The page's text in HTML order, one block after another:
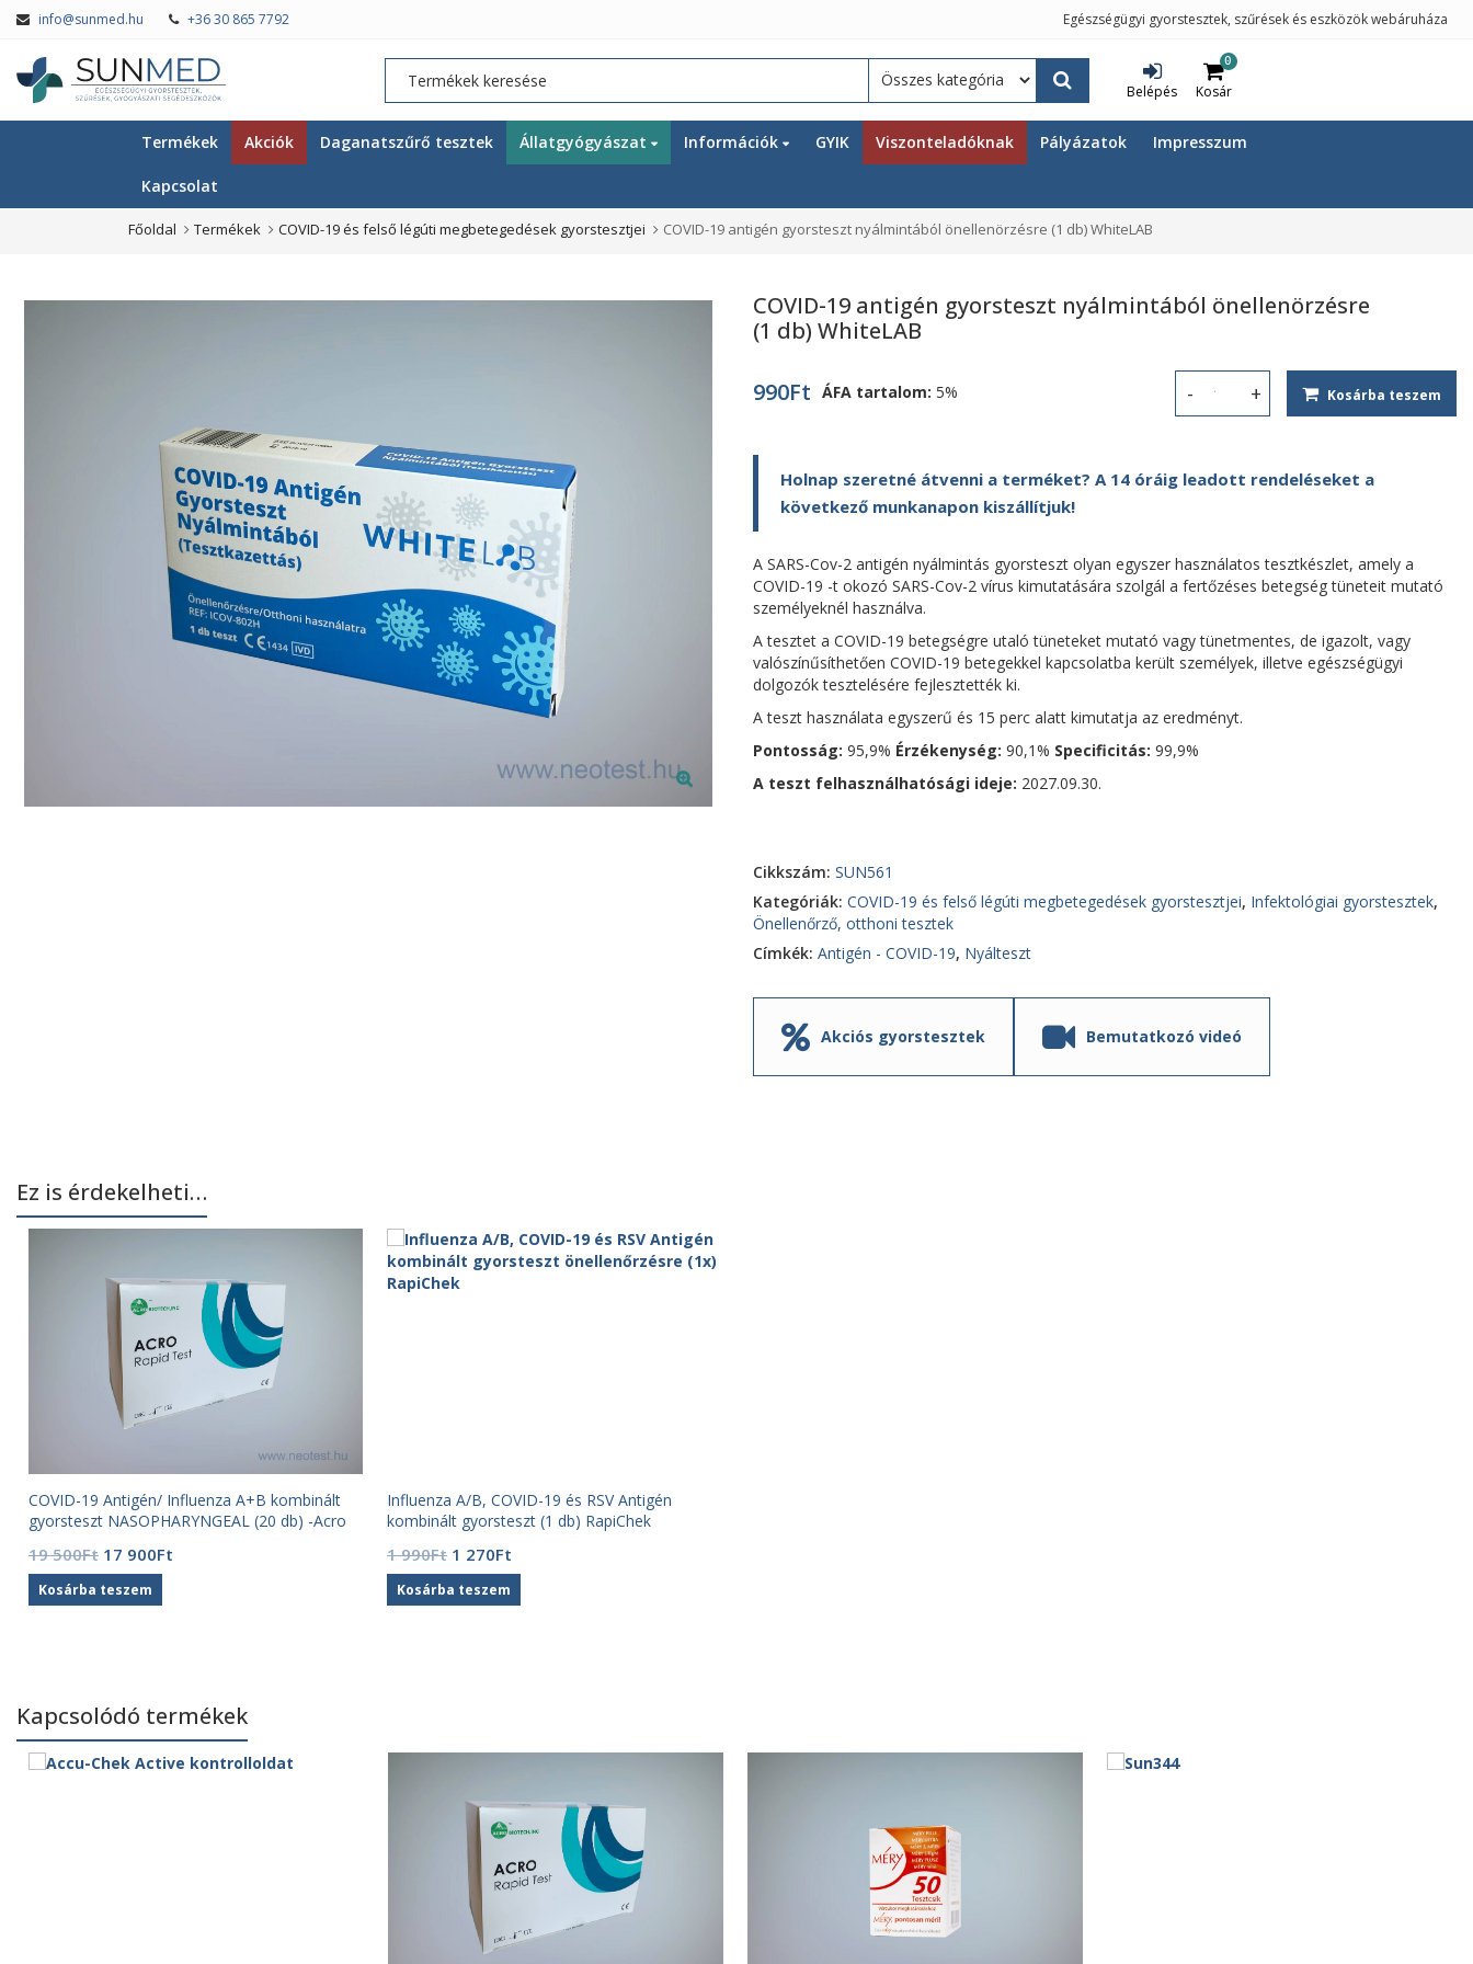
info@sunmed.hu +36 30 865 7792 Egészségügyi gyorstesztek, szűrések és eszközök webáruháza
Belépés
0
Kosár
Termékek Akciók Daganatszűrő tesztek Állatgyógyászat Információk GYIK Viszonteladóknak Pályázatok Impresszum
Kapcsolat
Főoldal Termékek COVID-19 és felső légúti megbetegedések gyorstesztjei COVID-19 antigén gyorsteszt nyálmintából önellenörzésre (1 db) WhiteLAB
COVID-19 antigén gyorsteszt nyálmintából önellenörzésre
(1 db) WhiteLAB
990Ft ÁFA tartalom: 5% COVID-19 antigén gyorsteszt
Kosárba teszem
Holnap szeretné átvenni a terméket? A 14 óráig leadott rendeléseket a
következő munkanapon kiszállítjuk!
A SARS-Cov-2 antigén nyálmintás gyorsteszt olyan egyszer használatos tesztkészlet, amely a
COVID-19 -t okozó SARS-Cov-2 vírus kimutatására szolgál a fertőzéses betegség tüneteit mutató
személyeknél használva.
A tesztet a COVID-19 betegségre utaló tüneteket mutató vagy tünetmentes, de igazolt, vagy
valószínűsíthetően COVID-19 betegekkel kapcsolatba került személyek, illetve egészségügyi
dolgozók tesztelésére fejlesztették ki.
A teszt használata egyszerű és 15 perc alatt kimutatja az eredményt.
Pontosság: 95,9% Érzékenység: 90,1% Specificitás: 99,9%
A teszt felhasználhatósági ideje: 2027.09.30.
Cikkszám: SUN561
Kategóriák: COVID-19 és felső légúti megbetegedések gyorstesztjei, Infektológiai gyorstesztek,
Önellenőrző, otthoni tesztek
Címkék: Antigén - COVID-19, Nyálteszt
Akciós gyorstesztek Bemutatkozó videó
Ez is érdekelheti…
COVID-19 Antigén/ Influenza A+B kombinált
gyorsteszt NASOPHARYNGEAL (20 db) -Acro
19 500Ft Original
price
was:
17 900Ft
Kosárba teszem
Influenza A/B, COVID-19 és RSV Antigén
kombinált gyorsteszt (1 db) RapiChek
1 990Ft Original
price
was:
1 270Ft
price
Kosárba teszem
Kapcsolódó termékek